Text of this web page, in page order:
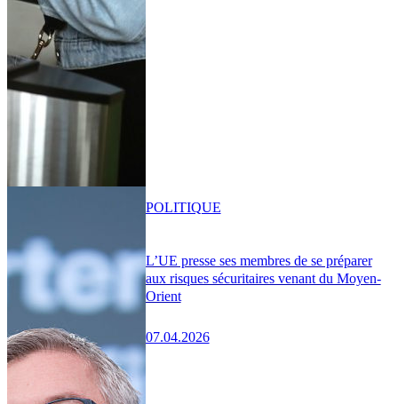
L’UE presse ses membres de se préparer
aux risques sécuritaires venant du Moyen-
Orient
07.04.2026
POLITIQUE